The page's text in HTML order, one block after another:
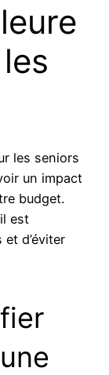
les seniors
un impact
budget.
est
d’éviter